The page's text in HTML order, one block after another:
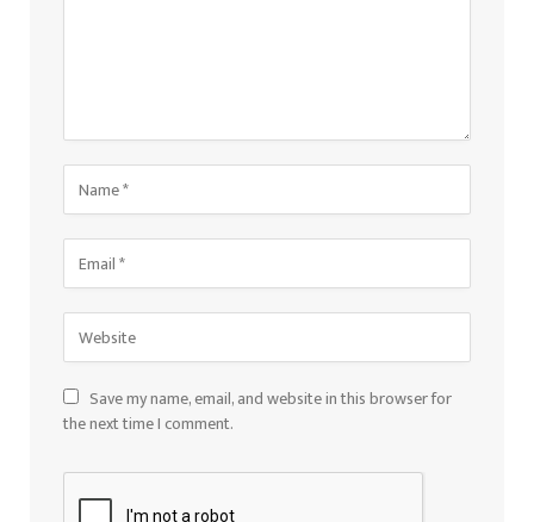
Save my name, email, and website in this browser for
the next time I comment.